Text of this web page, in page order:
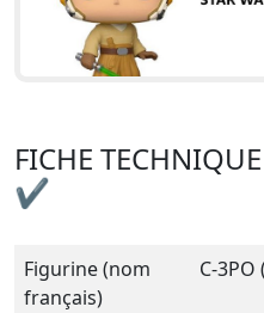
FICHE
✔
Figurine (nom
français)
C-